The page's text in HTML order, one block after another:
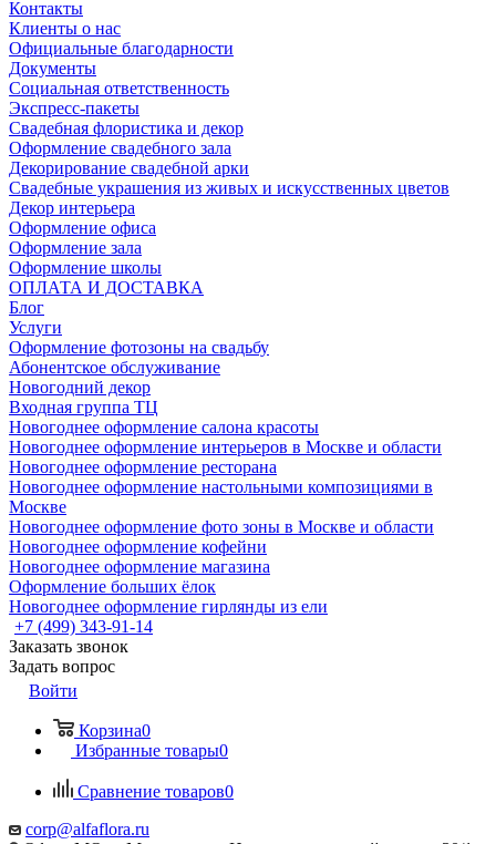
Контакты
Клиенты о нас
Официальные благодарности
Документы
Социальная ответственность
Экспресс-пакеты
Свадебная флористика и декор
Оформление свадебного зала
Декорирование свадебной арки
Свадебные украшения из живых и искусственных цветов
Декор интерьера
Оформление офиса
Оформление зала
Оформление школы
ОПЛАТА И ДОСТАВКА
Блог
Услуги
Оформление фотозоны на свадьбу
Абонентское обслуживание
Новогодний декор
Входная группа ТЦ
Новогоднее оформление салона красоты
Новогоднее оформление интерьеров в Москве и области
Новогоднее оформление ресторана
Новогоднее оформление настольными композициями в
Москве
Новогоднее оформление фото зоны в Москве и области
Новогоднее оформление кофейни
Новогоднее оформление магазина
Оформление больших ёлок
Новогоднее оформление гирлянды из ели
+7 (499) 343-91-14
Заказать звонок
Задать вопрос
Войти
Корзина0
Избранные товары0
Сравнение товаров0
corp@alfaflora.ru